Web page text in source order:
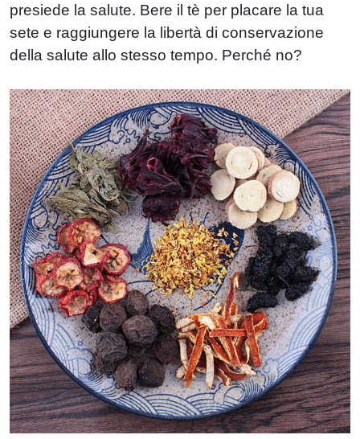
presiede la salute. Bere il tè per placare la tua
sete e raggiungere la libertà di conservazione
della salute allo stesso tempo. Perché no?